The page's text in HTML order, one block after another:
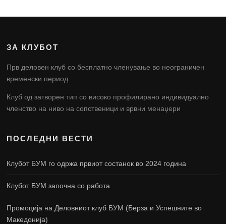
ЗА КЛУБОТ
Прв деловен клуб со бесплатно членување во неограничен
временски период
Клуб од затворен тип со високо профилирано индивидуално
членство на ниво на сопственици и врвни менаџери
ПОСЛЕДНИ ВЕСТИ
Клубот БУМ го одржа првиот состанок во 2024 година
Клубот БУМ започна со работа
Промоција на Деловниот клуб БУМ (Берза и Успешните во
Македонија)